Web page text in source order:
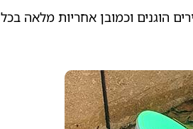
הוגנים וכמובן אחריות מלאה בכל